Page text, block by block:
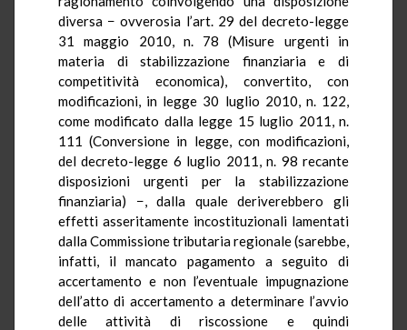
diversa − ovverosia l’art. 29 del decreto-legge
31 maggio 2010, n. 78 (Misure urgenti in
materia di stabilizzazione finanziaria e di
competitività economica), convertito, con
modificazioni, in legge 30 luglio 2010, n. 122,
come modificato dalla legge 15 luglio 2011, n.
111 (Conversione in legge, con modificazioni,
del decreto-legge 6 luglio 2011, n. 98 recante
disposizioni urgenti per la stabilizzazione
finanziaria) −, dalla quale deriverebbero gli
effetti asseritamente incostituzionali lamentati
dalla Commissione tributaria regionale (sarebbe,
infatti, il mancato pagamento a seguito di
accertamento e non l’eventuale impugnazione
dell’atto di accertamento a determinare l’avvio
delle attività di riscossione e quindi